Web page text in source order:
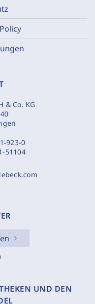
& Co. KG
923-0
51104
UND DEN